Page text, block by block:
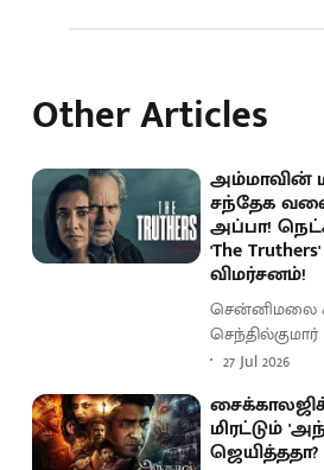
Other Articles
அம்மாவின்
சந்தேக
அப்பா!
'The
விமர்சனம்!
சென்னிமலை
செந்தில்குமார்
27 Jul 2026
மிரட்டும்
ஜெயித்ததா?